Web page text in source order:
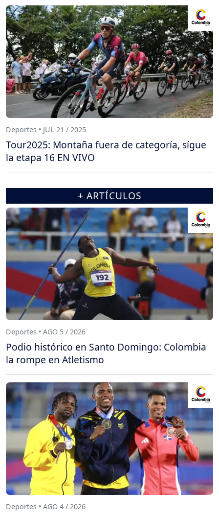
Deportes • JUL 21 / 2025
Tour2025: Montaña fuera de categoría, sígue
la etapa 16 EN VIVO
+ ARTÍCULOS
Deportes • AGO 5 / 2026
Podio histórico en Santo Domingo: Colombia
la rompe en Atletismo
Deportes • AGO 4 / 2026